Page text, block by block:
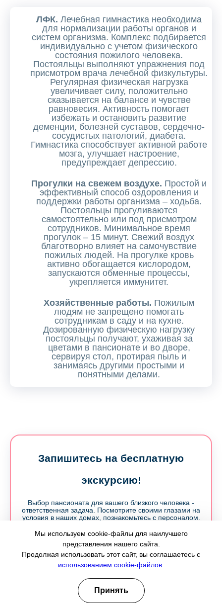
ЛФК. Лечебная гимнастика необходима
для нормализации работы органов и
систем организма. Комплекс подбирается
индивидуально с учетом физического
состояния пожилого человека.
Постояльцы выполняют упражнения под
присмотром врача лечебной физкультуры.
Регулярная физическая нагрузка
увеличивает силу, положительно
сказывается на балансе и чувстве
равновесия. Активность помогает
избежать и остановить развитие
деменции, болезней суставов, сердечно-
сосудистых патологий, диабета.
Гимнастика способствует активной работе
мозга, улучшает настроение,
предупреждает депрессию.
Прогулки на свежем воздухе. Простой и
эффективный способ оздоровления и
поддержки работы организма – ходьба.
Постояльцы прогуливаются
самостоятельно или под присмотром
сотрудников. Минимальное время
прогулок – 15 минут. Свежий воздух
благотворно влияет на самочувствие
пожилых людей. На прогулке кровь
активно обогащается кислородом,
запускаются обменные процессы,
укрепляется иммунитет.
Хозяйственные работы. Пожилым
людям не запрещено помогать
сотрудникам в саду и на кухне.
Дозированную физическую нагрузку
постояльцы получают, ухаживая за
цветами в пансионате и во дворе,
сервируя стол, протирая пыль и
занимаясь другими простыми и
понятными делами.
Запишитесь на бесплатную
экскурсию!
Выбор пансионата для вашего близкого человека -
ответственная задача. Посмотрите своими глазами на
условия в наших домах, познакомьтесь с персоналом.
Имя:
Номер телефона:
Мы используем cookie-файлы для наилучшего
представления нашего сайта.
Продолжая использовать этот сайт, вы соглашаетесь с
использованием cookie-файлов.
Принять